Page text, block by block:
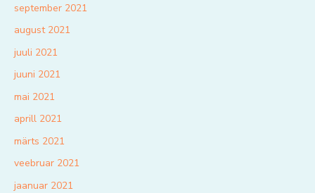
september 2021
august 2021
juuli 2021
juuni 2021
mai 2021
aprill 2021
märts 2021
veebruar 2021
jaanuar 2021